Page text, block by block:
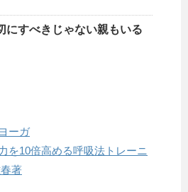
にすべきじゃない親もいる
ーガ
を10倍高める呼吸法トレーニ
著